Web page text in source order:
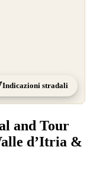
Indicazioni stradali
and Tour
d’Itria &